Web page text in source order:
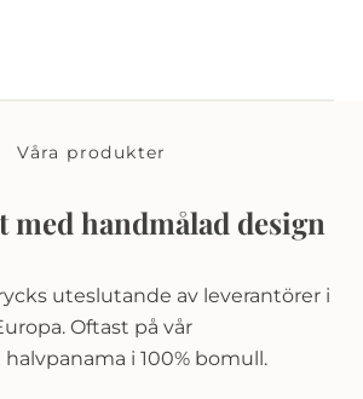
Våra produkter
med handmålad design
uteslutande av leverantörer i
Oftast på vår
halvpanama i 100% bomull.